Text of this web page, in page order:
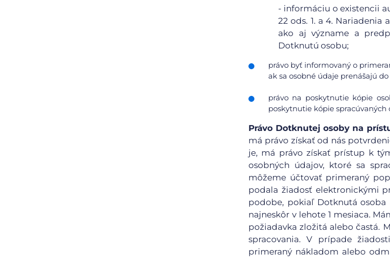
- informáciu o existencii
22 ods. 1. a 4.
ako aj význame a
Dotknutú osobu;
právo byť informovaný o
ak sa osobné údaje prenášajú
právo na poskytnutie kópie
poskytnutie kópie
Právo Dotknutej osoby na
má právo získať od nás
je, má právo získať prístup k
osobných údajov, ktoré sa
môžeme účtovať primeraný
podala žiadosť elektronickými
podobe, pokiaľ Dotknutá
najneskôr v lehote 1 mesiaca.
požiadavka zložitá alebo častá.
spracovania. V prípade
primeraný nákladom alebo